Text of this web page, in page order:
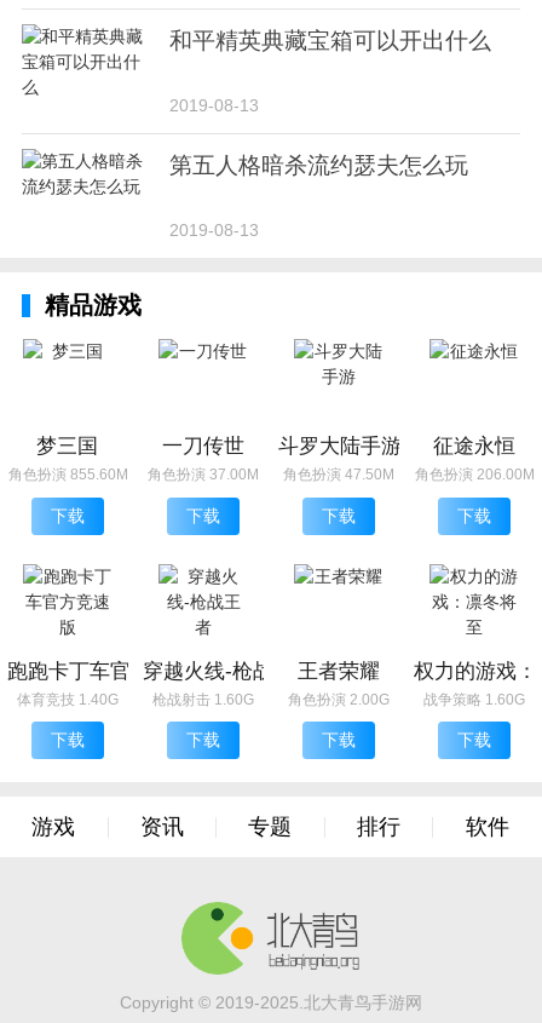
和平精英典藏宝箱可以开出什么
2019-08-13
第五人格暗杀流约瑟夫怎么玩
2019-08-13
精品游戏
梦三国
角色扮演 855.60M
下载
一刀传世
角色扮演 37.00M
下载
斗罗大陆手游
角色扮演 47.50M
下载
征途永恒
角色扮演 206.00M
下载
跑跑卡丁车官方竞速版
体育竞技 1.40G
下载
穿越火线-枪战王者
枪战射击 1.60G
下载
王者荣耀
角色扮演 2.00G
下载
权力的游戏
战争策略 1.60G
下载
游戏 资讯 专题 排行 软件
Copyright © 2019-2025.北大青鸟手游网